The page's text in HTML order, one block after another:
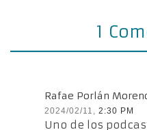
1
Rafae Porlán
2024/02/11, 2:30 PM
Uno de los